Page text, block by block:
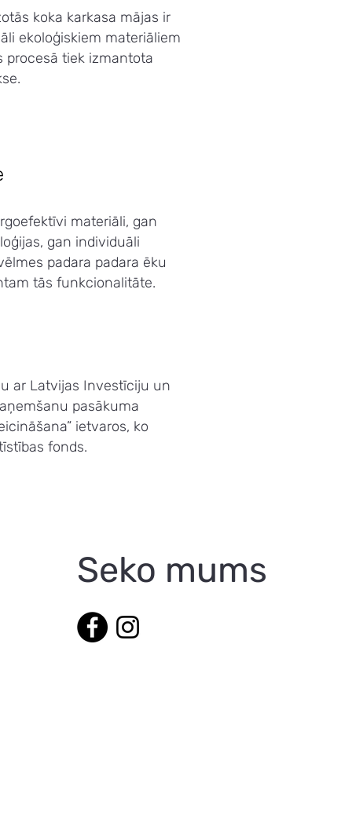
koka karkasa mājas ir
ekoloģiskiem materiāliem
procesā tiek izmantota
materiāli, gan
gan individuāli
padara padara ēku
tās funkcionalitāte.
ar Latvijas Investīciju un
pasākuma
ietvaros, ko
fonds.
Seko mums